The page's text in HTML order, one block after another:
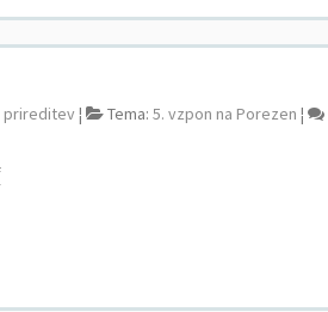
prireditev ¦ Tema: 5. vzpon na Porezen ¦